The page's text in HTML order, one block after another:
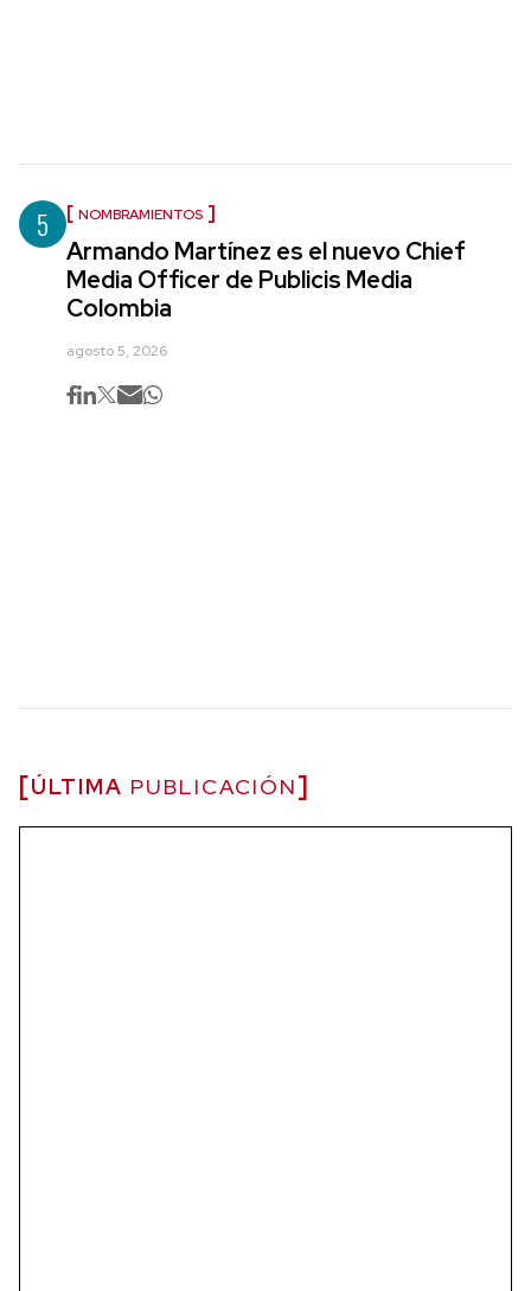
5 NOMBRAMIENTOS
Armando Martínez es el nuevo Chief
Media Officer de Publicis Media
Colombia
agosto 5, 2026
ÚLTIMA PUBLICACIÓN